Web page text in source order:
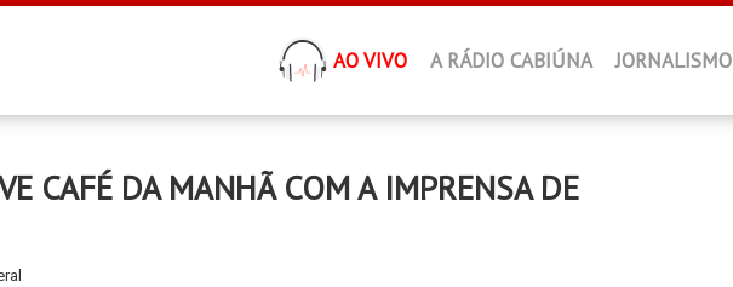
AO VIVO A RÁDIO CABIÚNA JORNALISMO
CAFÉ DA MANHÃ COM A IMPRENSA DE